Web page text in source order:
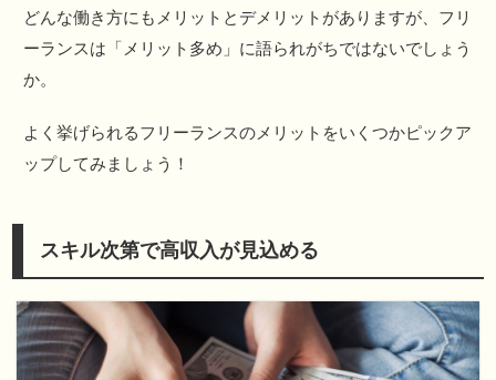
どんな働き方にもメリットとデメリットがありますが、フリ
ーランスは「メリット多め」に語られがちではないでしょう
か。
よく挙げられるフリーランスのメリットをいくつかピックア
ップしてみましょう！
スキル次第で高収入が見込める